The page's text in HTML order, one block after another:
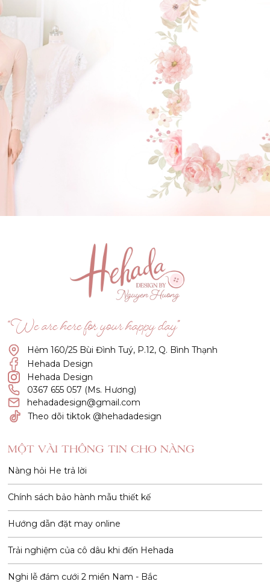
GẬT ĐẦU NHÉ NÀNG !
(Click vào đây để He và Nàng có 1 cuộc hẹn nà)
“We are here for your happy day”
Hẻm 160/25 Bùi Đình Tuý, P.12, Q. Bình Thạnh
Hehada Design
Hehada Design
0367 655 057 (Ms. Hương)
hehadadesign@gmail.com
Theo dõi tiktok @hehadadesign
MỘT VÀI THÔNG TIN CHO NÀNG
Nàng hỏi He trả lời
Chính sách bảo hành mẫu thiết kế
Hướng dẫn đặt may online
Trải nghiệm của cô dâu khi đến Hehada
Nghi lễ đám cưới 2 miền Nam - Bắc